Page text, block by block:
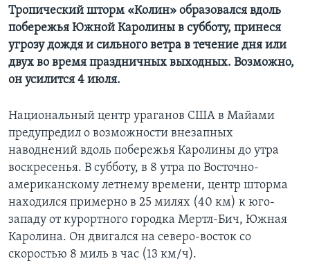
Языки
Тропический шторм «Колин» образовался вдоль
побережья Южной Каролины в субботу, принеся
угрозу дождя и сильного ветра в течение дня или
двух во время праздничных выходных. Возможно,
он усилится 4 июля.
Национальный центр ураганов США в Майами
предупредил о возможности внезапных
наводнений вдоль побережья Каролины до утра
воскресенья. В субботу, в 8 утра по Восточно-
американскому летнему времени, центр шторма
находился примерно в 25 милях (40 км) к юго-
западу от курортного городка Мертл-Бич, Южная
Каролина. Он двигался на северо-восток со
скоростью 8 миль в час (13 км/ч).